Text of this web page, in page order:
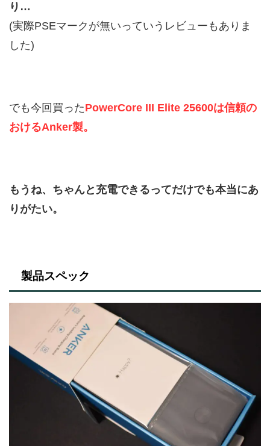
り…
(実際PSEマークが無いっていうレビューもありま
した)
でも今回買ったPowerCore III Elite 25600は信頼の
おけるAnker製。
もうね、ちゃんと充電できるってだけでも本当にあ
りがたい。
製品スペック